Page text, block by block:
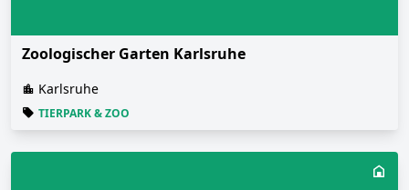
Zoologischer Garten Karlsruhe
Karlsruhe
TIERPARK & ZOO